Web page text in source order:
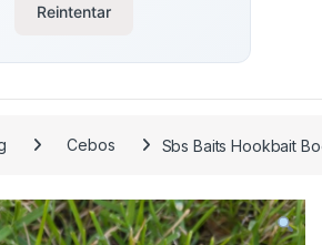
Reintentar
Cebos Sbs Baits Hookbait